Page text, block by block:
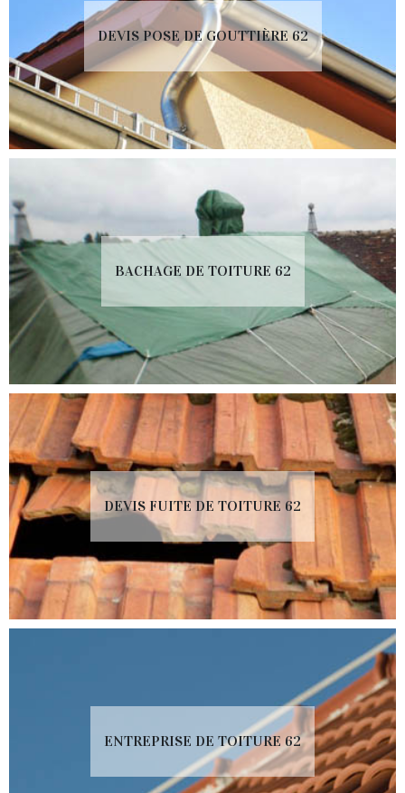
DEVIS POSE DE GOUTTIÈRE 62
BACHAGE DE TOITURE 62
DEVIS FUITE DE TOITURE 62
ENTREPRISE DE TOITURE 62